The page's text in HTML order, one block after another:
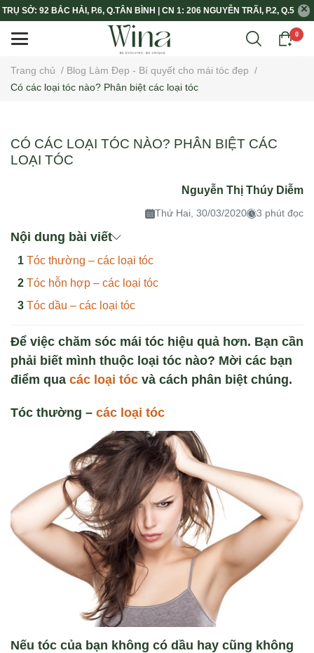
TRỤ SỞ: 92 BẮC HẢI, P.6, Q.TÂN BÌNH | CN 1: 206 NGUYỄN TRÃI, P.2, Q.5
0
Trang chủ / Blog Làm Đẹp - Bí quyết cho mái tóc đẹp /
Có các loại tóc nào? Phân biệt các loại tóc
CÓ CÁC LOẠI TÓC NÀO? PHÂN BIỆT CÁC
LOẠI TÓC
Nguyễn Thị Thúy Diễm
Thứ Hai, 30/03/2020 3 phút đọc
Nội dung bài viết
Tóc thường – các loại tóc
Tóc hỗn hợp – các loại tóc
Tóc dầu – các loại tóc
Để việc chăm sóc mái tóc hiệu quả hơn. Bạn cần
phải biết mình thuộc loại tóc nào? Mời các bạn
điểm qua các loại tóc và cách phân biệt chúng.
Tóc thường – các loại tóc
Nếu tóc của bạn không có dầu hay cũng không